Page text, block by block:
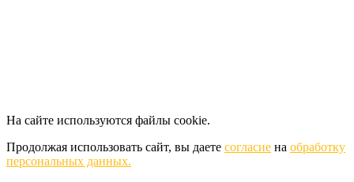
На сайте используются файлы cookie.
Продолжая использовать сайт, вы даете согласие на обработку
персональных данных.